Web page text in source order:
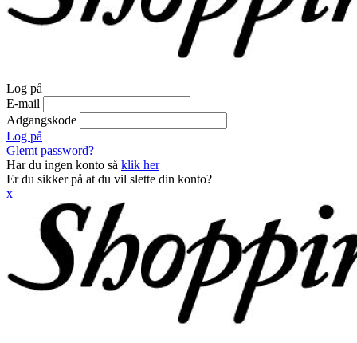
Log på
E-mail
Adgangskode
Log på
Glemt password?
Har du ingen konto så klik her
Er du sikker på at du vil slette din konto?
x